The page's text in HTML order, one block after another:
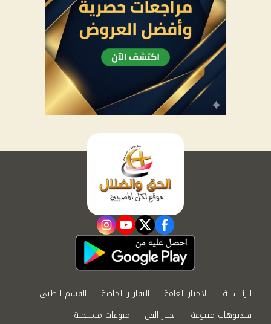
facebook
twitter
youtube
instagram
الرئيسية الاخبار العامة التقارير الخاصة
القسم الطبي
فيديوهات متنوعة
اخبار الفن منوعات مسيحية